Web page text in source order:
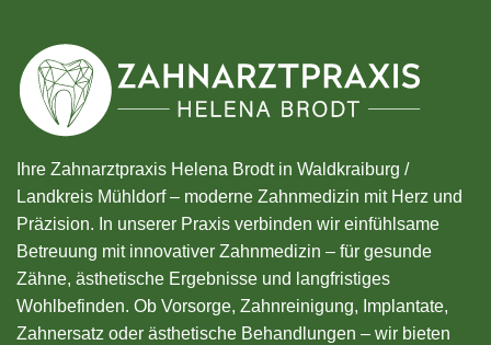
Ihre Zahnarztpraxis Helena Brodt in Waldkraiburg /
Landkreis Mühldorf – moderne Zahnmedizin mit Herz und
Präzision. In unserer Praxis verbinden wir einfühlsame
Betreuung mit innovativer Zahnmedizin – für gesunde
Zähne, ästhetische Ergebnisse und langfristiges
Wohlbefinden. Ob Vorsorge, Zahnreinigung, Implantate,
Zahnersatz oder ästhetische Behandlungen – wir bieten